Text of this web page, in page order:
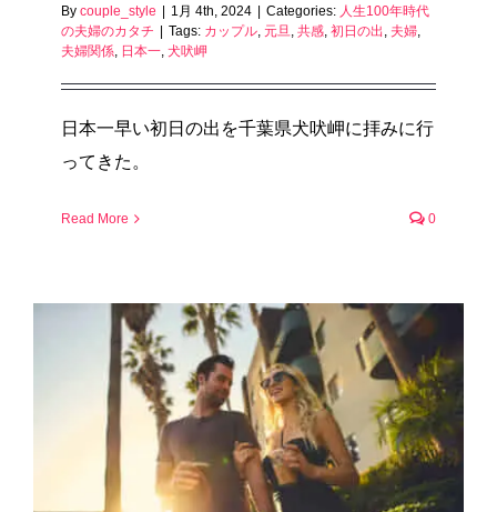
By couple_style 1月 4th, 2024 Categories: 人生100年時代
の夫婦のカタチ
Tags: カップル, 元旦, 共感, 初日の出 , 夫婦,
夫婦関係, 日本一, 犬吠岬
日本一早い初日の出を千葉県犬吠岬に拝みに行
ってきた。
Read More 0